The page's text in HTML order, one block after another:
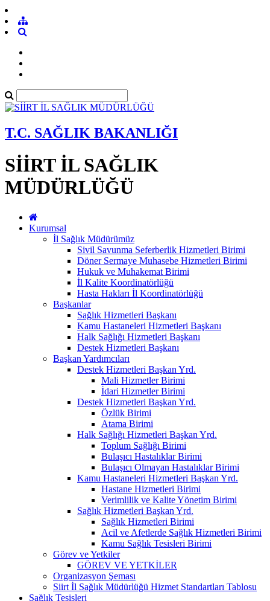
T.C. SAĞLIK BAKANLIĞI
SİİRT İL SAĞLIK
MÜDÜRLÜĞÜ
Kurumsal
İl Sağlık Müdürümüz
Sivil Savunma Seferberlik Hizmetleri Birimi
Döner Sermaye Muhasebe Hizmetleri Birimi
Hukuk ve Muhakemat Birimi
İl Kalite Koordinatörlüğü
Hasta Hakları İl Koordinatörlüğü
Başkanlar
Sağlık Hizmetleri Başkanı
Kamu Hastaneleri Hizmetleri Başkanı
Halk Sağlığı Hizmetleri Başkanı
Destek Hizmetleri Başkanı
Başkan Yardımcıları
Destek Hizmetleri Başkan Yrd.
Mali Hizmetler Birimi
İdari Hizmetler Birimi
Destek Hizmetleri Başkan Yrd.
Özlük Birimi
Atama Birimi
Halk Sağlığı Hizmetleri Başkan Yrd.
Toplum Sağlığı Birimi
Bulaşıcı Hastalıklar Birimi
Bulaşıcı Olmayan Hastalıklar Birimi
Kamu Hastaneleri Hizmetleri Başkan Yrd.
Hastane Hizmetleri Birimi
Verimlilik ve Kalite Yönetim Birimi
Sağlık Hizmetleri Başkan Yrd.
Sağlık Hizmetleri Birimi
Acil ve Afetlerde Sağlık Hizmetleri Birimi
Kamu Sağlık Tesisleri Birimi
Görev ve Yetkiler
GÖREV VE YETKİLER
Organizasyon Şeması
Siirt İl Sağlık Müdürlüğü Hizmet Standartları Tablosu
Sağlık Tesisleri